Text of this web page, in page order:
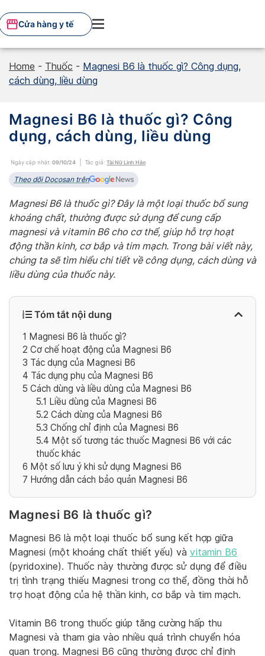
to
content
Cửa hàng y tế
Home - Thuốc - Magnesi B6 là thuốc gì? Công dụng,
cách dùng, liều dùng
Magnesi B6 là thuốc gì? Công
dụng, cách dùng, liều dùng
Ngày cập nhật: 09/10/24 Tác giả: Tài Nữ Linh Hảo
Theo dõi Docosan trên
Magnesi B6 là thuốc gì? Đây là một loại thuốc bổ sung
khoáng chất, thường được sử dụng để cung cấp
magnesi và vitamin B6 cho cơ thể, giúp hỗ trợ hoạt
động thần kinh, cơ bắp và tim mạch. Trong bài viết này,
chúng ta sẽ tìm hiểu chi tiết về công dụng, cách dùng và
liều dùng của thuốc này.
Tóm tắt nội dung
1 Magnesi B6 là thuốc gì?
2 Cơ chế hoạt động của Magnesi B6
3 Tác dụng của Magnesi B6
4 Tác dụng phụ của Magnesi B6
5 Cách dùng và liều dùng của Magnesi B6
5.1 Liều dùng của Magnesi B6
5.2 Cách dùng của Magnesi B6
5.3 Chống chỉ định của Magnesi B6
5.4 Một số tương tác thuốc Magnesi B6 với các
thuốc khác
6 Một số lưu ý khi sử dụng Magnesi B6
7 Hướng dẫn cách bảo quản Magnesi B6
Magnesi B6 là thuốc gì?
Magnesi B6 là một loại thuốc bổ sung kết hợp giữa
Magnesi (một khoáng chất thiết yếu) và vitamin B6
(pyridoxine). Thuốc này thường được sử dụng để điều
trị tình trạng thiếu Magnesi trong cơ thể, đồng thời hỗ
trợ hoạt động của hệ thần kinh, cơ bắp và tim mạch.
Vitamin B6 trong thuốc giúp tăng cường hấp thu
Magnesi và tham gia vào nhiều quá trình chuyển hóa
quan trọng. Magnesi B6 cũng thường được chỉ định